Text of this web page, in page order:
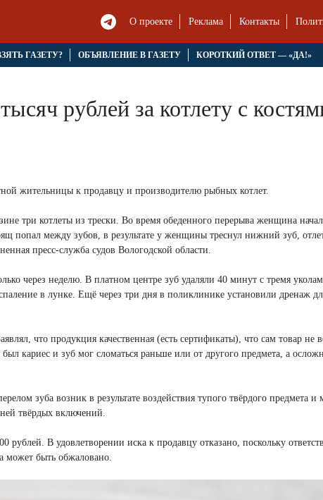
О проекте Реклама Контакты
ГАЗЕТУ? ОБЪЯВЛЕНИЕ В ГАЗЕТУ КОРОТКИЙ ОТВЕТ — «ДА!»
рублей за котлету с
жительницы к продавцу и производителю рыбных котлет.
три котлеты из трески. Во время обеденного перерыва женщина
попал между зубов, в результате у женщины треснул нижний зуб,
пресс-служба судов Вологодской области.
через неделю. В платном центре зуб удаляли 40 минут с тремя
в лунке. Ещё через три дня в поликлинике установили дренаж
что продукция качественная (есть сертификаты), что сам товар не
кариес и зуб мог сломаться раньше или от другого предмета, а
зуба возник в результате воздействия тупого твёрдого предмета и
твёрдых включений.
В удовлетворении иска к продавцу отказано, поскольку
может быть обжаловано.